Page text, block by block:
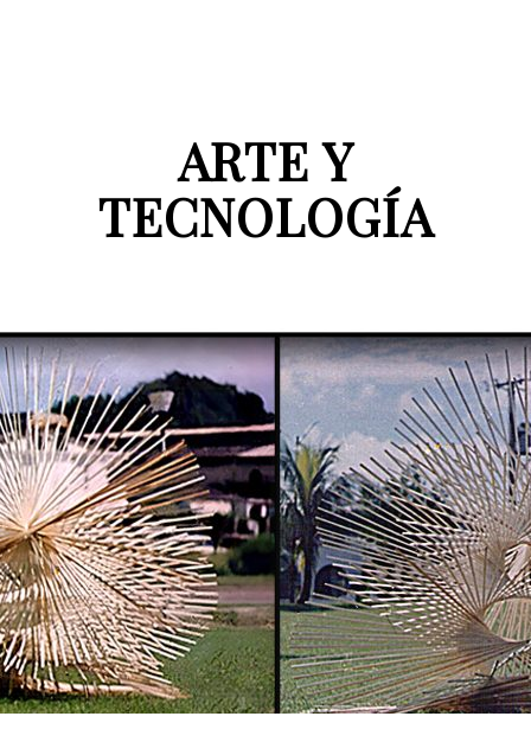
ARTE Y
TECNOLOGÍA